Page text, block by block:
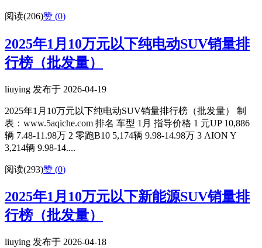
阅读(206)赞 (0)
2025年1月10万元以下纯电动SUV销量排
行榜（批发量）
liuying 发布于 2026-04-19
2025年1月10万元以下纯电动SUV销量排行榜（批发量） 制
表：www.5aqiche.com 排名 车型 1月 指导价格 1 元UP 10,886
辆 7.48-11.98万 2 零跑B10 5,174辆 9.98-14.98万 3 AION Y
3,214辆 9.98-14....
阅读(293)赞 (0)
2025年1月10万元以下新能源SUV销量排
行榜（批发量）
liuying 发布于 2026-04-18